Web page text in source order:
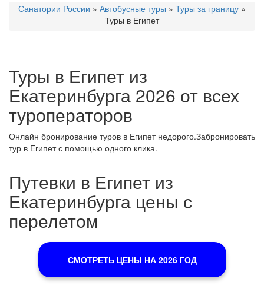
Санатории России » Автобусные туры » Туры за границу »
Туры в Египет
Туры в Египет из
Екатеринбурга 2026 от всех
туроператоров
Онлайн бронирование туров в Египет недорого.Забронировать
тур в Египет с помощью одного клика.
Путевки в Египет из
Екатеринбурга цены с
перелетом
СМОТРЕТЬ ЦЕНЫ НА 2026 ГОД